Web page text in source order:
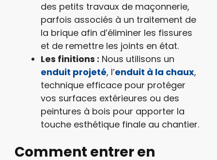
des petits travaux de maçonnerie,
parfois associés à un traitement de
la brique afin d’éliminer les fissures
et de remettre les joints en état.
Les finitions : Nous utilisons un
enduit projeté, l’enduit à la chaux,
technique efficace pour protéger
vos surfaces extérieures ou des
peintures à bois pour apporter la
touche esthétique finale au chantier.
Comment entrer en